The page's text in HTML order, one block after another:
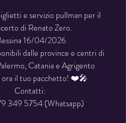
e servizio pullman per il
di Renato Zero.
16/04/2026
dalle province e centri di
Catania e Agrigento
ora il tuo pacchetto! ❤️🎤
Contatti:
349 5754 (Whatsapp)